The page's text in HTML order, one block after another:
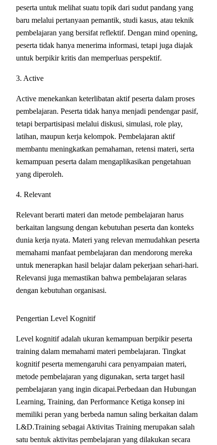
peserta untuk melihat suatu topik dari sudut pandang yang
baru melalui pertanyaan pemantik, studi kasus, atau teknik
pembelajaran yang bersifat reflektif. Dengan mind opening,
peserta tidak hanya menerima informasi, tetapi juga diajak
untuk berpikir kritis dan memperluas perspektif.
3. Active
Active menekankan keterlibatan aktif peserta dalam proses
pembelajaran. Peserta tidak hanya menjadi pendengar pasif,
tetapi berpartisipasi melalui diskusi, simulasi, role play,
latihan, maupun kerja kelompok. Pembelajaran aktif
membantu meningkatkan pemahaman, retensi materi, serta
kemampuan peserta dalam mengaplikasikan pengetahuan
yang diperoleh.
4. Relevant
Relevant berarti materi dan metode pembelajaran harus
berkaitan langsung dengan kebutuhan peserta dan konteks
dunia kerja nyata. Materi yang relevan memudahkan peserta
memahami manfaat pembelajaran dan mendorong mereka
untuk menerapkan hasil belajar dalam pekerjaan sehari-hari.
Relevansi juga memastikan bahwa pembelajaran selaras
dengan kebutuhan organisasi.
Pengertian Level Kognitif
Level kognitif adalah ukuran kemampuan berpikir peserta
training dalam memahami materi pembelajaran. Tingkat
kognitif peserta memengaruhi cara penyampaian materi,
metode pembelajaran yang digunakan, serta target hasil
pembelajaran yang ingin dicapai.Perbedaan dan Hubungan
Learning, Training, dan Performance Ketiga konsep ini
memiliki peran yang berbeda namun saling berkaitan dalam
L&D.Training sebagai Aktivitas Training merupakan salah
satu bentuk aktivitas pembelajaran yang dilakukan secara